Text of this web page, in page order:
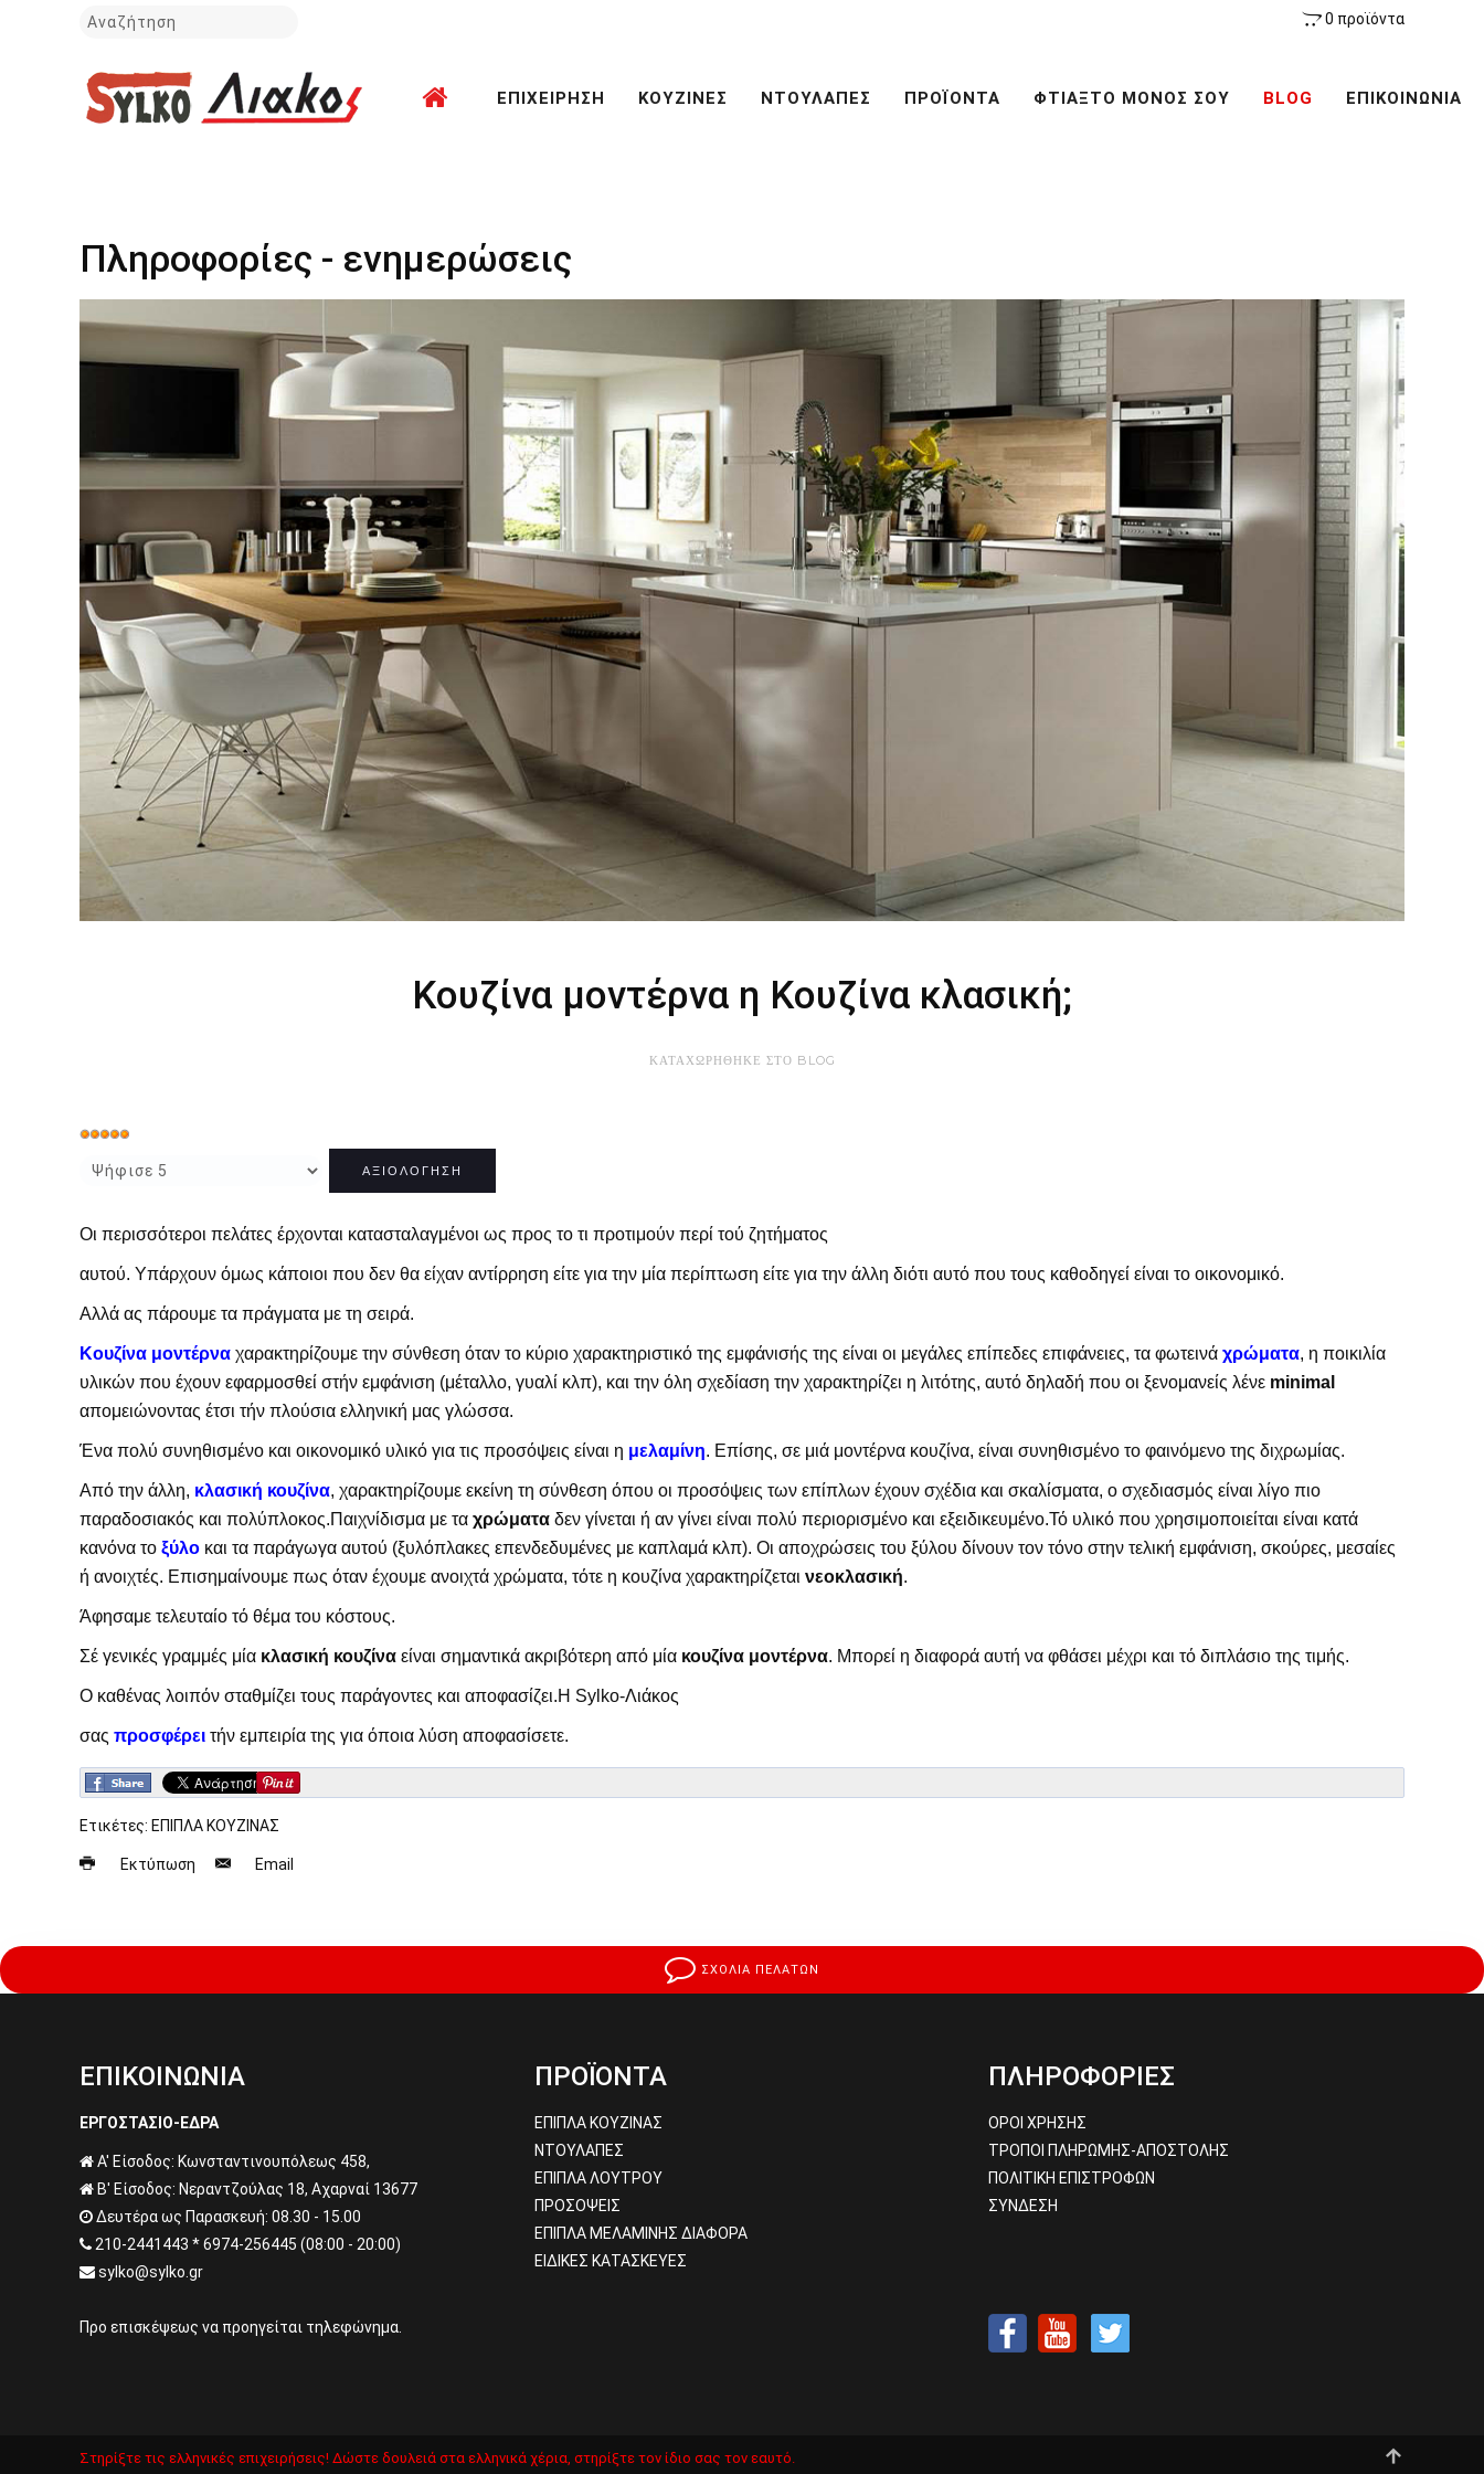
0 προϊόντα
ΕΠΙΧΕΙΡΗΣΗ ΚΟΥΖΙΝΕΣ ΝΤΟΥΛΑΠΕΣ ΠΡΟΪΟΝΤΑ ΦΤΙΑΞΤΟ ΜΟΝΟΣ ΣΟΥ BLOG ΕΠΙΚΟΙΝΩΝΙΑ
Πληροφορίες - ενημερώσεις
Κουζίνα μοντέρνα η Κουζίνα κλασική;
ΚΑΤΑΧΩΡΉΘΗΚΕ ΣΤΟ BLOG
Αξιολόγηση
Χρήστη:
/5
Παρακαλώ
Οι περισσότεροι πελάτες έρχονται κατασταλαγμένοι ως προς το τι προτιμούν περί τού ζητήματος
αυτού. Υπάρχουν όμως κάποιοι που δεν θα είχαν αντίρρηση είτε για την μία περίπτωση είτε για την άλλη διότι αυτό που τους καθοδηγεί είναι το οικονομικό.
Αλλά ας πάρουμε τα πράγματα με τη σειρά.
Κουζίνα μοντέρνα χαρακτηρίζουμε την σύνθεση όταν το κύριο χαρακτηριστικό της εμφάνισής της είναι οι μεγάλες επίπεδες επιφάνειες, τα φωτεινά χρώματα, η ποικιλία
υλικών που έχουν εφαρμοσθεί στήν εμφάνιση (μέταλλο, γυαλί κλπ), και την όλη σχεδίαση την χαρακτηρίζει η λιτότης, αυτό δηλαδή που οι ξενομανείς λένε minimal
απομειώνοντας έτσι τήν πλούσια ελληνική μας γλώσσα.
Ένα πολύ συνηθισμένο και οικονομικό υλικό για τις προσόψεις είναι η μελαμίνη. Επίσης, σε μιά μοντέρνα κουζίνα, είναι συνηθισμένο το φαινόμενο της διχρωμίας.
Από την άλλη, κλασική κουζίνα, χαρακτηρίζουμε εκείνη τη σύνθεση όπου οι προσόψεις των επίπλων έχουν σχέδια και σκαλίσματα, ο σχεδιασμός είναι λίγο πιο
παραδοσιακός και πολύπλοκος.Παιχνίδισμα με τα χρώματα δεν γίνεται ή αν γίνει είναι πολύ περιορισμένο και εξειδικευμένο.Τό υλικό που χρησιμοποιείται είναι κατά
κανόνα το ξύλο και τα παράγωγα αυτού (ξυλόπλακες επενδεδυμένες με καπλαμά κλπ). Οι αποχρώσεις του ξύλου δίνουν τον τόνο στην τελική εμφάνιση, σκούρες, μεσαίες
ή ανοιχτές. Επισημαίνουμε πως όταν έχουμε ανοιχτά χρώματα, τότε η κουζίνα χαρακτηρίζεται νεοκλασική.
Άφησαμε τελευταίο τό θέμα του κόστους.
Σέ γενικές γραμμές μία κλασική κουζίνα είναι σημαντικά ακριβότερη από μία κουζίνα μοντέρνα. Μπορεί η διαφορά αυτή να φθάσει μέχρι και τό διπλάσιο της τιμής.
Ο καθένας λοιπόν σταθμίζει τους παράγοντες και αποφασίζει.Η Sylko-Λιάκος
σας προσφέρει τήν εμπειρία της για όποια λύση αποφασίσετε.
Ετικέτες: ΕΠΙΠΛΑ ΚΟΥΖΙΝΑΣ
Εκτύπωση Email
ΣΧΟΛΙΑ ΠΕΛΑΤΩΝ
ΕΠΙΚΟΙΝΩΝΙΑ
ΕΡΓΟΣΤΑΣΙΟ-ΕΔΡΑ
Α' Είσοδος: Κωνσταντινουπόλεως 458,
Β' Είσοδος: Νεραντζούλας 18, Αχαρναί 13677
Δευτέρα ως Παρασκευή: 08.30 - 15.00
210-2441443 * 6974-256445 (08:00 - 20:00)
sylko@sylko.gr
Προ επισκέψεως να προηγείται τηλεφώνημα.
ΠΡΟΪΟΝΤΑ
ΕΠΙΠΛΑ ΚΟΥΖΙΝΑΣ
ΝΤΟΥΛΑΠΕΣ
ΕΠΙΠΛΑ ΛΟΥΤΡΟΥ
ΠΡΟΣΟΨΕΙΣ
ΕΠΙΠΛΑ ΜΕΛΑΜΙΝΗΣ ΔΙΑΦΟΡΑ
ΕΙΔΙΚΕΣ ΚΑΤΑΣΚΕΥΕΣ
ΠΛΗΡΟΦΟΡΙΕΣ
ΟΡΟΙ ΧΡΗΣΗΣ
ΤΡΟΠΟΙ ΠΛΗΡΩΜΗΣ-ΑΠΟΣΤΟΛΗΣ
ΠΟΛΙΤΙΚΗ ΕΠΙΣΤΡΟΦΩΝ
ΣΥΝΔΕΣΗ
Στηρίξτε τις ελληνικές επιχειρήσεις! Δώστε δουλειά στα ελληνικά χέρια, στηρίξτε τον ίδιο σας τον εαυτό.